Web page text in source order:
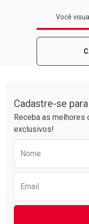
Laboratório
Comprar sem
Por R$ 8,19/cada
Por Menos
Comprar sem
Por R$ 8,19/cada
Você
Cadastre-se
Receba as
exclusivos!
Nome
Email